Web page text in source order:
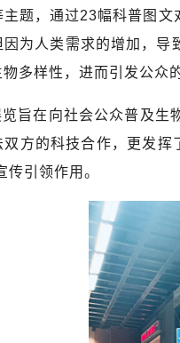
题，通过23幅科普图文
因为人类需求的增加，
多样性，进而引发公众
旨在向社会公众普及生
方的科技合作，更发挥
传引领作用。